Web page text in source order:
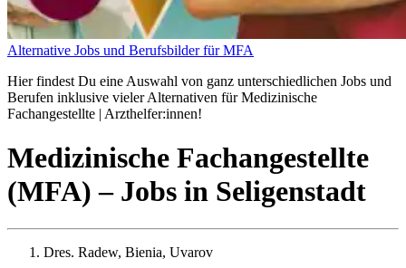
Alternative Jobs und Berufsbilder für MFA
Hier findest Du eine Auswahl von ganz unterschiedlichen Jobs und
Berufen inklusive vieler Alternativen für Medizinische
Fachangestellte | Arzthelfer:innen!
Medizinische Fachangestellte
(MFA) – Jobs in Seligenstadt
Dres. Radew, Bienia, Uvarov